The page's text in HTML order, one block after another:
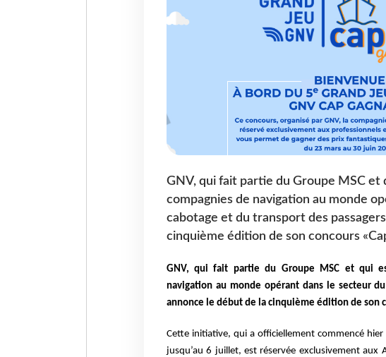
GNV, qui fait partie du Groupe MSC et
compagnies de navigation au monde
cabotage et du transport des
cinquième édition de son concours
GNV, qui fait partie du Groupe MSC et qui
navigation au monde opérant dans le secteur
annonce le début de la cinquième édition de son
Cette initiative, qui a officiellement commencé
jusqu’au 6 juillet, est réservée exclusivement aux